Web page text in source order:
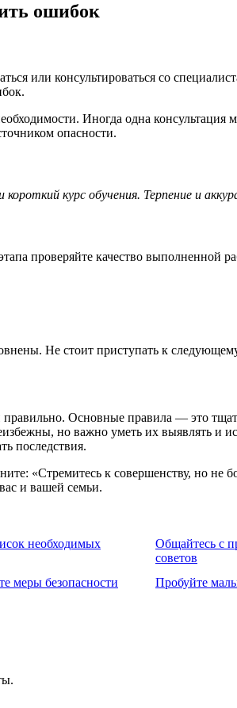
ошибок
или консультироваться со
Иногда одна консультация
опасности.
курс обучения. Терпение и
проверяйте качество
Не стоит приступать к
Основные правила — это
но важно уметь их выявлять и
последствия.
«Стремитесь к совершенству, но не
и вашей семьи.
необходимых
Общайтесь с
советов
меры безопасности Пробуйте